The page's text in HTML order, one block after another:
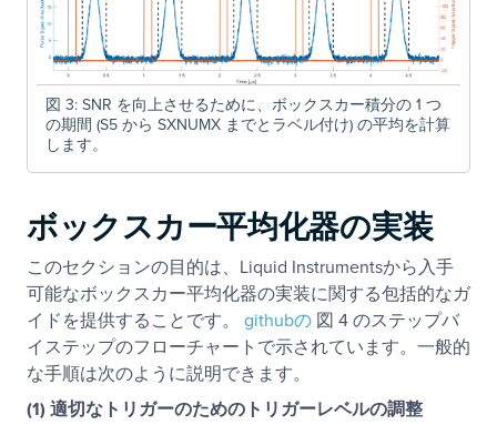
図 3: SNR を向上させるために、ボックスカー積分の 1 つ
の期間 (S5 から SXNUMX までとラベル付け) の平均を計算
します。
ボックスカー平均化器の実装
このセクションの目的は、Liquid Instrumentsから入手
可能なボックスカー平均化器の実装に関する包括的なガ
イドを提供することです。 githubの 図 4 のステップバ
イステップのフローチャートで示されています。一般的
な手順は次のように説明できます。
(1) 適切なトリガーのためのトリガーレベルの調整